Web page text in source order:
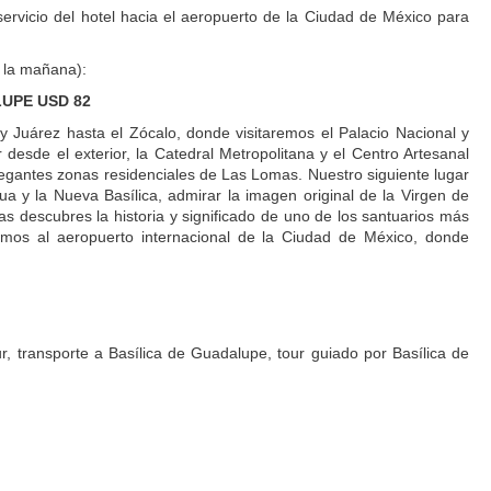
del hotel hacia el aeropuerto de la Ciudad de México para
mañana):
USD 82
hasta el Zócalo, donde visitaremos el Palacio Nacional y
el exterior, la Catedral Metropolitana y el Centro Artesanal
zonas residenciales de Las Lomas. Nuestro siguiente lugar
y la Nueva Basílica, admirar la imagen original de la Virgen de
descubres la historia y significado de uno de los santuarios más
al aeropuerto internacional de la Ciudad de México, donde
transporte a Basílica de Guadalupe, tour guiado por Basílica de